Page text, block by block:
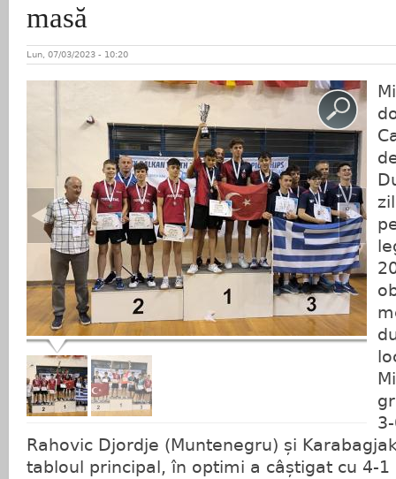
masă
Lun, 07/03/2023 - 10:20
Rahovic Djordje (Muntenegru) și
tabloul principal, în optimi a câștigat cu 4-